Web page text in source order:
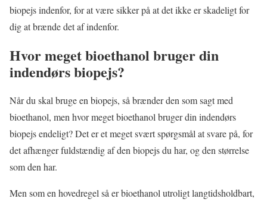
biopejs indenfor, for at være sikker på at det ikke er skadeligt for
dig at brænde det af indenfor.
Hvor meget bioethanol bruger din
indendørs biopejs?
Når du skal bruge en biopejs, så brænder den som sagt med
bioethanol, men hvor meget bioethanol bruger din indendørs
biopejs endeligt? Det er et meget svært spørgsmål at svare på, for
det afhænger fuldstændig af den biopejs du har, og den størrelse
som den har.
Men som en hovedregel så er bioethanol utroligt langtidsholdbart,